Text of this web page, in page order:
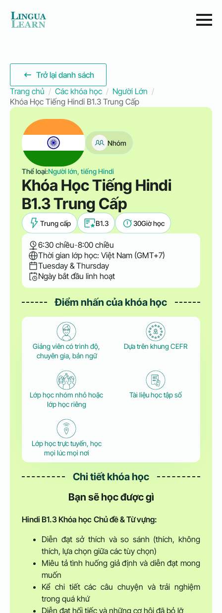
Trở lại danh sách
Trang chủ
Các khóa học
Người Lớn
Khóa Học Tiếng Hindi B1.3 Trung Cấp
Nhóm
Thể loại:Người lớn, tiếng Hindi
Khóa Học Tiếng Hindi
B1.3 Trung Cấp
Trung cấp B1.3 30Giờ học
6:30 chiều-8:00 chiều
Thời gian lớp học: Việt Nam (GMT+7)
Tuesday & Thursday
Ngày bắt đầu linh hoạt
Điểm nhấn của khóa học
Giảng viên có trình độ,
chuyên gia, bản ngữ
Dựa trên khung CEFR
Lớp học nhóm nhỏ hoặc
lớp học riêng
Tài liệu học tập số
Lớp học trực tuyến, học
mọi lúc mọi nơi
Chi tiết khóa học
Bạn sẽ học được gì
Hindi B1.3Khóa học Chủ đề & Từ vựng:
Diễn đạt sở thích và so sánh (thích, không
thích, lựa chọn giữa các tùy chọn)
Miêu tả tình huống giả định và diễn đạt mong
muốn
Kể chi tiết các câu chuyện và trải nghiệm
trong quá khứ
Diễn đạt hối tiếc và những cơ hội đã bỏ lỡ